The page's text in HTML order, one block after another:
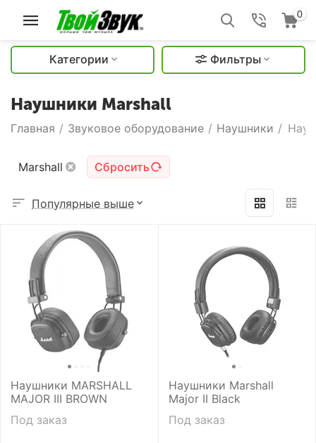
0
Категории Фильтры
Наушники Marshall
Главная / Звуковое оборудование / Наушники /
Marshall Сбросить
Популярные выше
Наушники MARSHALL
MAJOR III BROWN
Под заказ
Наушники Marshall
Major II Black
Под заказ